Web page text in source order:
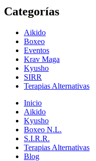
Categorías
Aikido
Boxeo
Eventos
Krav Maga
Kyusho
SIRR
Terapias Alternativas
Inicio
Aikido
Kyusho
Boxeo N.L.
S.I.R.R.
Terapias Alternativas
Blog